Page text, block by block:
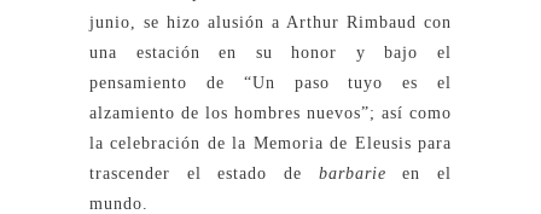
junio, se hizo alusión a Arthur Rimbaud con
una estación en su honor y bajo el
pensamiento de “Un paso tuyo es el
alzamiento de los hombres nuevos”; así como
la celebración de la Memoria de Eleusis para
trascender el estado de barbarieen el
mundo.